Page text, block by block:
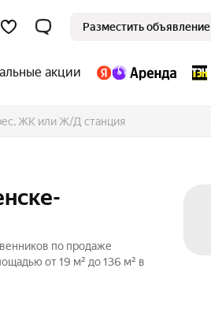
Разместить объявление
акции
по продаже
от 19 м² до 136 м² в